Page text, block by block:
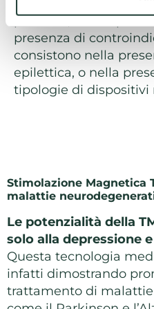
paziente, anche per
presenza di
consistono nella
epilettica, o nella
tipologie di dispositivi
Stimolazione Magnetica
malattie
Le potenzialità della
solo alla depressione
Questa tecnologia
infatti dimostrando
trattamento di